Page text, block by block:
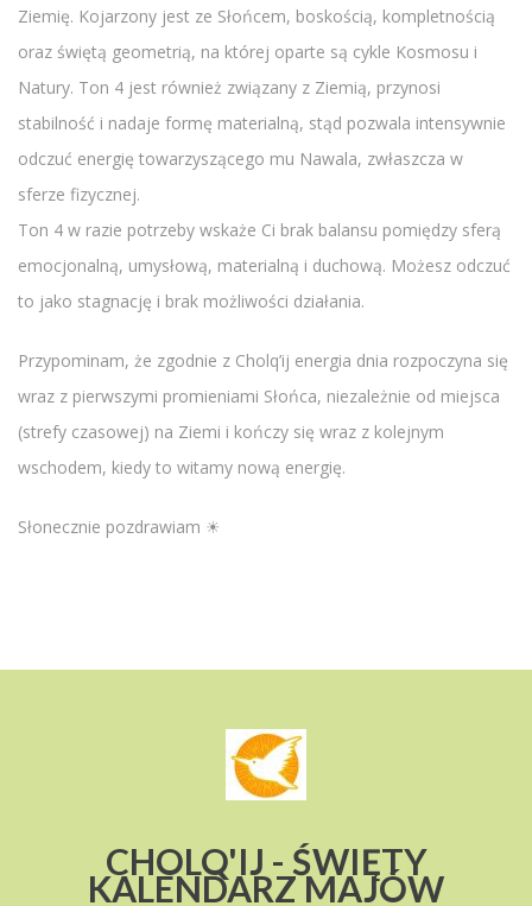
Ziemię. Kojarzony jest ze Słońcem, boskością, kompletnością
oraz świętą geometrią, na której oparte są cykle Kosmosu i
Natury. Ton 4 jest również związany z Ziemią, przynosi
stabilność i nadaje formę materialną, stąd pozwala intensywnie
odczuć energię towarzyszącego mu Nawala, zwłaszcza w
sferze fizycznej.
Ton 4 w razie potrzeby wskaże Ci brak balansu pomiędzy sferą
emocjonalną, umysłową, materialną i duchową. Możesz odczuć
to jako stagnację i brak możliwości działania.
Przypominam, że zgodnie z Cholq’ij energia dnia rozpoczyna się
wraz z pierwszymi promieniami Słońca, niezależnie od miejsca
(strefy czasowej) na Ziemi i kończy się wraz z kolejnym
wschodem, kiedy to witamy nową energię.
Słonecznie pozdrawiam ☀
CHOLQ'IJ - ŚWIĘTY
KALENDARZ MAJÓW